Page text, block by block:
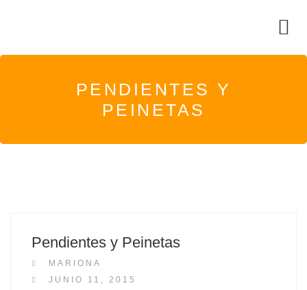
PENDIENTES Y
PEINETAS
Pendientes y Peinetas
MARIONA
PJUNIO 11, 2015